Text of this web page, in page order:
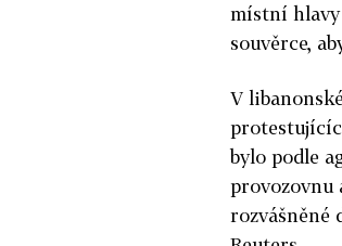
místní hlavy
souvěrce,
V
bylo podle
provozovnu
rozvášněné